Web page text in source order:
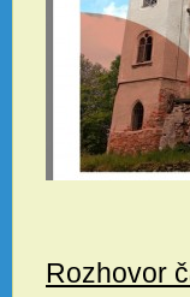
Rozhovor